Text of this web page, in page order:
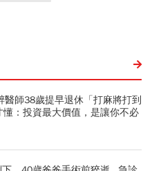
醫師38歲提早退休「打麻將打到
：投資最大價值，是讓你不必